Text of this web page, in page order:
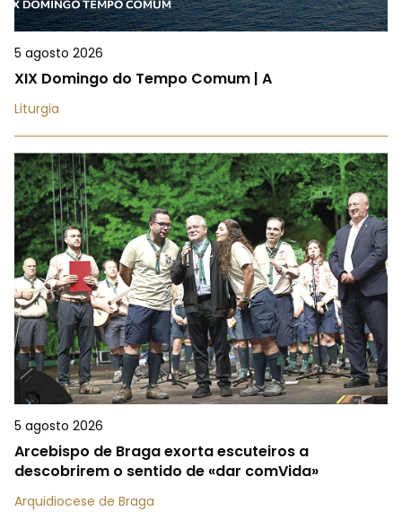
5 agosto 2026
XIX Domingo do Tempo Comum | A
Liturgia
5 agosto 2026
Arcebispo de Braga exorta escuteiros a
descobrirem o sentido de «dar comVida»
Arquidiocese de Braga